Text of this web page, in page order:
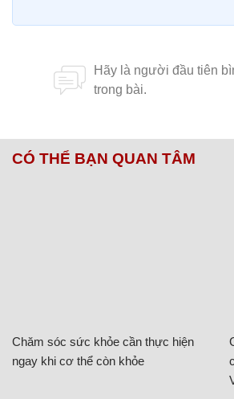
CÓ THỂ BẠN QUAN TÂM
Chăm sóc sức khỏe cần thực hiện
ngay khi cơ thể còn khỏe